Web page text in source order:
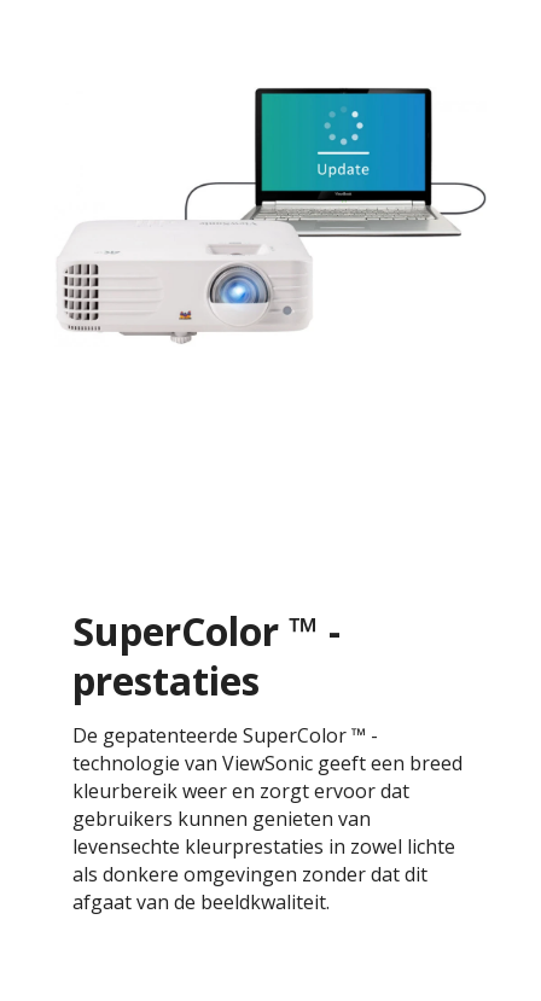
SuperColor ™ -
prestaties
De gepatenteerde SuperColor ™ -
technologie van ViewSonic geeft een breed
kleurbereik weer en zorgt ervoor dat
gebruikers kunnen genieten van
levensechte kleurprestaties in zowel lichte
als donkere omgevingen zonder dat dit
afgaat van de beeldkwaliteit.